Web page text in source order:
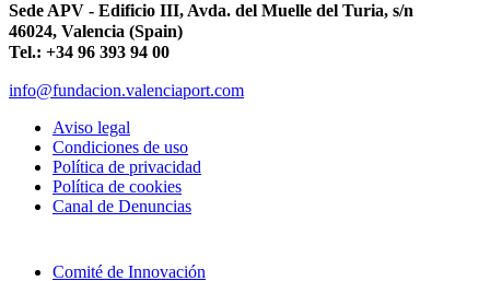
Sede APV - Edificio III, Avda. del Muelle del Turia, s/n
46024, Valencia (Spain)
Tel.: +34 96 393 94 00
info@fundacion.valenciaport.com
Aviso legal
Condiciones de uso
Política de privacidad
Política de cookies
Canal de Denuncias
Comité de Innovación